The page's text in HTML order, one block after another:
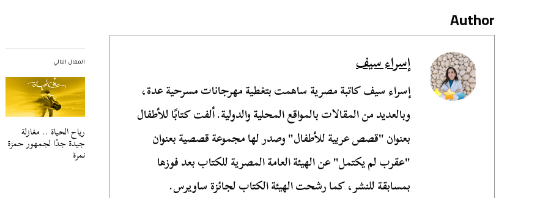
المقال التالي
رياح الحياة .. مغازلة
جيدة جدًا لجمهور حمزة
نمرة
Author
إسراء سيف
إسراء سيف كاتبة مصرية ساهمت بتغطية مهرجانات مسرحية عدة،
وبالعديد من المقالات بالمواقع المحلية والدولية. ألفت كتابًا للأطفال
بعنوان "قصص عربية للأطفال" وصدر لها مجموعة قصصية بعنوان
"عقرب لم يكتمل" عن الهيئة العامة المصرية للكتاب بعد فوزها
بمسابقة للنشر، كما رشحت الهيئة الكتاب لجائزة ساويرس.